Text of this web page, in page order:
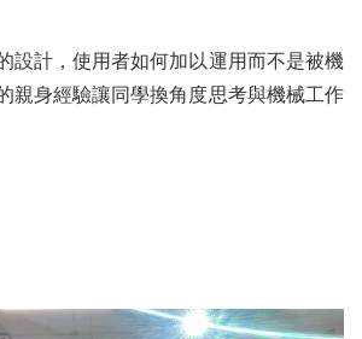
設計，使用者如何加以運用而不是被機
親身經驗讓同學換角度思考與機械工作